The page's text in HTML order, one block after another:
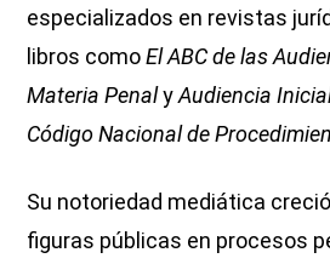
especializados en revistas
libros comoEl ABC de las
Materia PenalyAudiencia
Código Nacional de
Su notoriedad mediática
figuras públicas en procesos